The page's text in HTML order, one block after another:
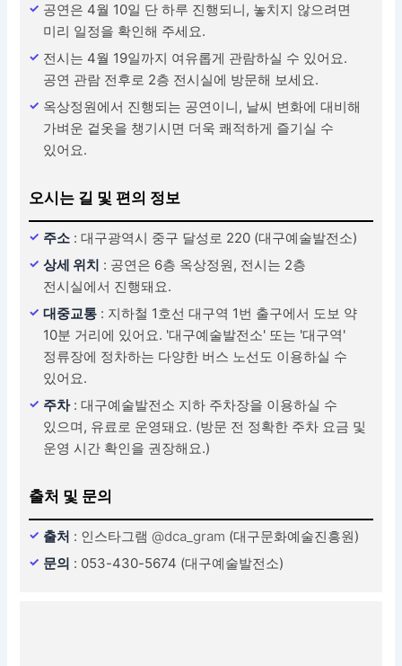
공연은 4월 10일 단 하루 진행되니, 놓치지 않으려면
미리 일정을 확인해 주세요.
전시는 4월 19일까지 여유롭게 관람하실 수 있어요.
공연 관람 전후로 2층 전시실에 방문해 보세요.
옥상정원에서 진행되는 공연이니, 날씨 변화에 대비해
가벼운 겉옷을 챙기시면 더욱 쾌적하게 즐기실 수
있어요.
오시는 길 및 편의 정보
주소 : 대구광역시 중구 달성로 220 (대구예술발전소)
상세 위치 : 공연은 6층 옥상정원, 전시는 2층
전시실에서 진행돼요.
대중교통 : 지하철 1호선 대구역 1번 출구에서 도보 약
10분 거리에 있어요. '대구예술발전소' 또는 '대구역'
정류장에 정차하는 다양한 버스 노선도 이용하실 수
있어요.
주차 : 대구예술발전소 지하 주차장을 이용하실 수
있으며, 유료로 운영돼요. (방문 전 정확한 주차 요금 및
운영 시간 확인을 권장해요.)
출처 및 문의
출처 : 인스타그램@dca_gram (대구문화예술진흥원)
문의 : 053-430-5674 (대구예술발전소)